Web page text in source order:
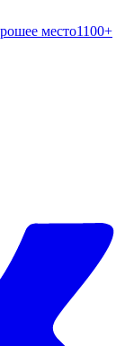
место1100+